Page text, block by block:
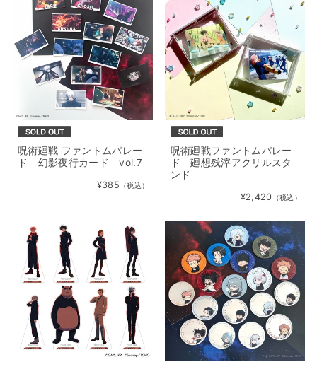
呪術廻戦 ファントムパレー
ド 幻影夜行カード vol.7
¥385 （税込）
呪術廻戦ファントムパレー
ド 廻想残滓アクリルスタ
ンド
¥2,420 （税込）